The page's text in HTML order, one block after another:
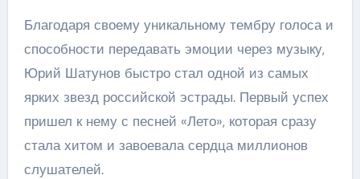
Благодаря своему уникальному тембру голоса и
способности передавать эмоции через музыку,
Юрий Шатунов быстро стал одной из самых
ярких звезд российской эстрады. Первый успех
пришел к нему с песней «Лето», которая сразу
стала хитом и завоевала сердца миллионов
слушателей.